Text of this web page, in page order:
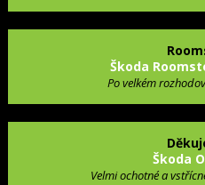
Škoda
Po velkém
Škoda
Velmi ochotné a